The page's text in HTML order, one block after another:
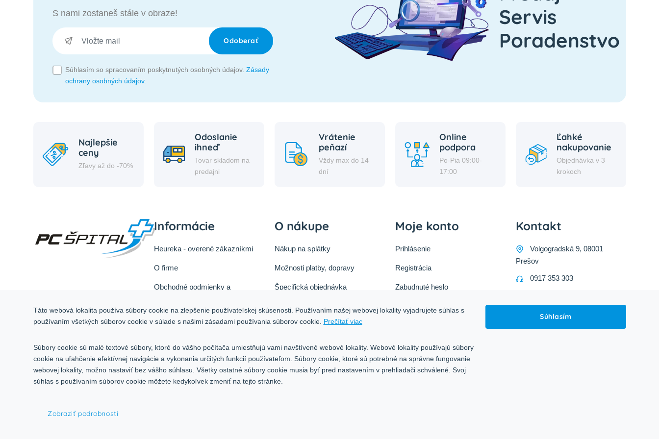
S nami zostaneš stále v obraze!
Odoberať
Súhlasím so spracovaním poskytnutých osobných údajov. Zásady
ochrany osobných údajov.
Servis
Poradenstvo
Najlepšie
ceny
Zľavy až do -70%
Odoslanie
ihneď
Tovar skladom na
predajni
Vrátenie
peňazí
Vždy max do 14
dní
Online
podpora
Po-Pia 09:00-
17:00
Ľahké
nakupovanie
Objednávka v 3
krokoch
Informácie
Heureka - overené zákazníkmi
O firme
Obchodné podmienky a
Odstúpiť od zmluvy tu
Kontakt
O nákupe
Nákup na splátky
Možnosti platby, dopravy
Špecifická objednávka
Zásady cookies
Ochrana osobných údajov
Blog
Moje konto
Prihlásenie
Registrácia
Zabudnuté heslo
Kontakt
Volgogradská 9, 08001
Prešov
0917 353 303
Všetky práva vyhradené.
Táto webová lokalita používa súbory cookie na zlepšenie používateľskej skúsenosti. Používaním našej webovej lokality vyjadrujete súhlas s
používaním všetkých súborov cookie v súlade s našimi zásadami používania súborov cookie. Prečítať viac
Súbory cookie sú malé textové súbory, ktoré do vášho počítača umiestňujú vami navštívené webové lokality. Webové lokality používajú súbory
cookie na uľahčenie efektívnej navigácie a vykonania určitých funkcií používateľom. Súbory cookie, ktoré sú potrebné na správne fungovanie
webovej lokality, možno nastaviť bez vášho súhlasu. Všetky ostatné súbory cookie musia byť pred nastavením v prehliadači schválené. Svoj
súhlas s používaním súborov cookie môžete kedykoľvek zmeniť na tejto stránke.
Zobraziť podrobnosti
Súhlasím